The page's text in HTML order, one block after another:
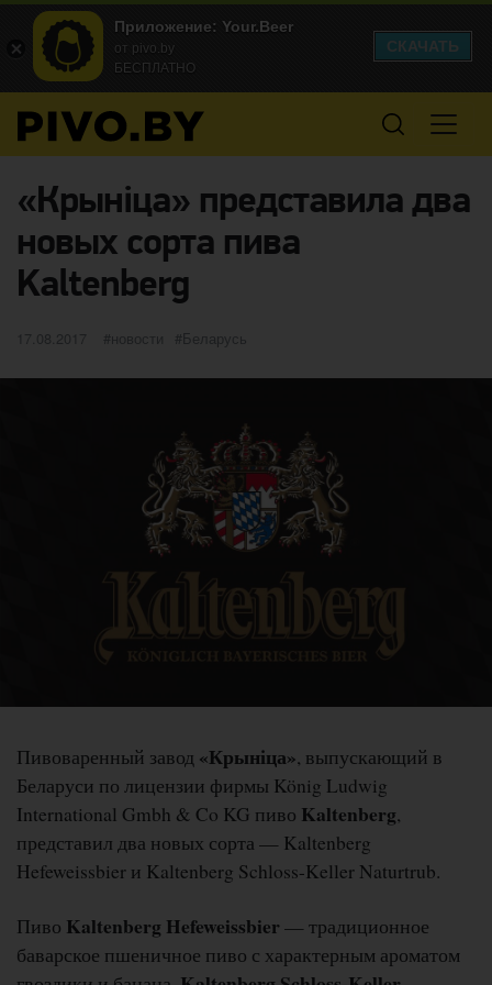
«Крыніца» представила два
новых сорта пива
Kaltenberg
Опубликовано
17.08.2017 категории
новости Метки
Беларусь
Пивоваренный завод «Крыніца», выпускающий в
Беларуси по лицензии фирмы König Ludwig
International Gmbh & Co KG пиво Kaltenberg,
представил два новых сорта — Kaltenberg
Hefeweissbier и Kaltenberg Schloss-Keller Naturtrub.
Пиво Kaltenberg Hefeweissbier— традиционное
баварское пшеничное пиво с характерным ароматом
Приложение: Your.Beer
от pivo.by
БЕСПЛАТНО
СКАЧАТЬ